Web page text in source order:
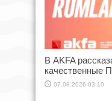
В AKFA
качественные
07.08.2026 03:10